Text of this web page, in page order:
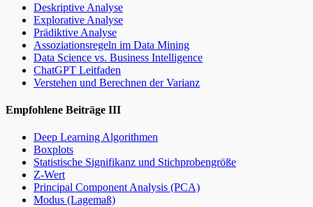
Deskriptive Analyse
Explorative Analyse
Prädiktive Analyse
Assoziationsregeln im Data Mining
Data Science vs. Business Intelligence
ChatGPT Leitfaden
Verstehen und Berechnen der Varianz
Empfohlene Beiträge III
Deep Learning Algorithmen
Boxplots
Statistische Signifikanz und Stichprobengröße
Z-Wert
Principal Component Analysis (PCA)
Modus (Lagemaß)